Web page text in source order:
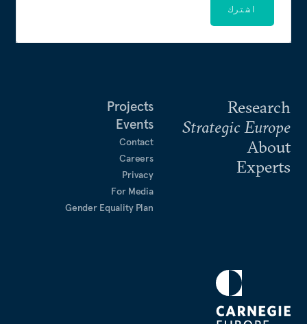
Research
Strategic Europe
About
Experts
Projects
Events
Contact
Careers
Privacy
For Media
Gender Equality Plan
اشترك